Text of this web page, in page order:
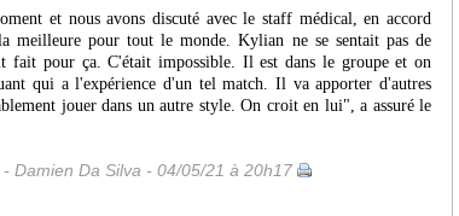
et nous avons discuté avec le staff médical, en accord
meilleure pour tout le monde. Kylian ne se sentait pas de
fait pour ça. C'était impossible. Il est dans le groupe et on
qui a l'expérience d'un tel match. Il va apporter d'autres
jouer dans un autre style. On croit en lui", a assuré le
- Damien Da Silva - 04/05/21 à 20h17